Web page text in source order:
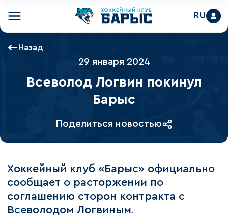
RU
Назад
29 января 2024
Всеволод Логвин покинул
Барыс
Поделиться новостью
Хоккейный клуб «Барыс» официально
сообщает о расторжении по
соглашению сторон контракта с
Всеволодом Логвиным.